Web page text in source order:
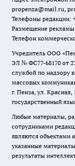
propenza@mail.ru,
Телефоны редакции:
Размещение
Телефон
Учредитель ООО
ЭЛ № ФС77-68170 от
службой по надзору
массовых
г. Пенза, ул. Красная,
государственный
Любые материалы,
сотрудниками
являются объектами
указанные
результаты